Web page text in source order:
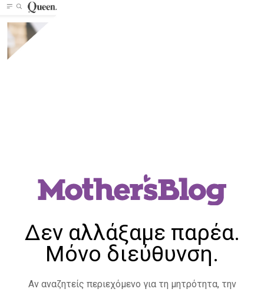
Δεν αλλάξαμε παρέα.
Μόνο διεύθυνση.
Αν αναζητείς περιεχόμενο για τη μητρότητα, την